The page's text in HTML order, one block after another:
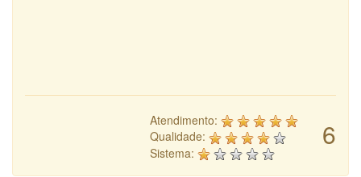
6
Atendimento:
Qualidade:
Sistema: